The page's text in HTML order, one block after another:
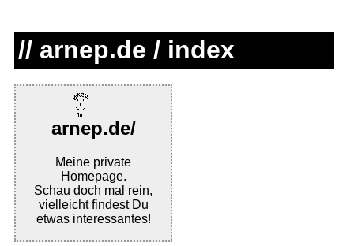
// arnep.de / index
arnep.de/
Meine private
Homepage.
Schau doch mal rein,
vielleicht findest Du
etwas interessantes!